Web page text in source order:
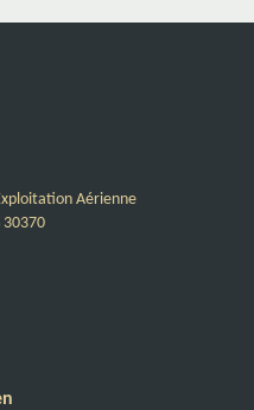
Aérienne
30370